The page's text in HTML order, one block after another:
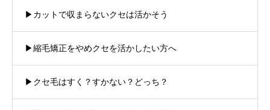
▶︎カットで収まらないクセは活かそう
▶︎縮毛矯正をやめクセを活かしたい方へ
▶︎クセ毛はすく？すかない？どっち？